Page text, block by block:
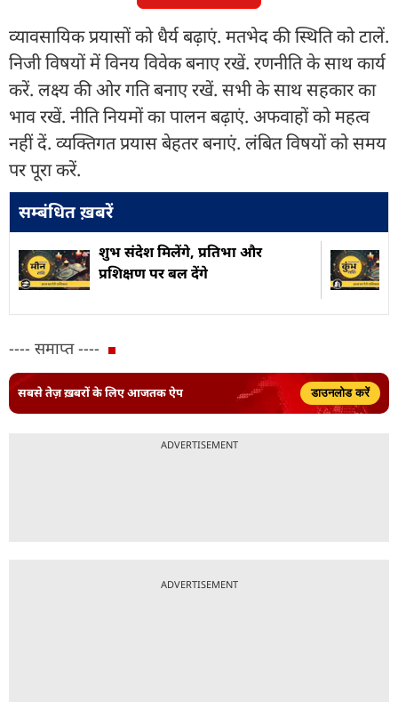
व्यावसायिक प्रयासों को धैर्य बढ़ाएं. मतभेद की स्थिति को टालें.
निजी विषयों में विनय विवेक बनाए रखें. रणनीति के साथ कार्य
करें. लक्ष्य की ओर गति बनाए रखें. सभी के साथ सहकार का
भाव रखें. नीति नियमों का पालन बढ़ाएं. अफवाहों को महत्व
नहीं दें. व्यक्तिगत प्रयास बेहतर बनाएं. लंबित विषयों को समय
पर पूरा करें.
सम्बंधित ख़बरें
शुभ संदेश मिलेंगे, प्रतिभा और
प्रशिक्षण पर बल देंगे
---- समाप्त ----
सबसे तेज़ ख़बरों के लिए आजतक ऐप डाउनलोड करें
ADVERTISEMENT
ADVERTISEMENT